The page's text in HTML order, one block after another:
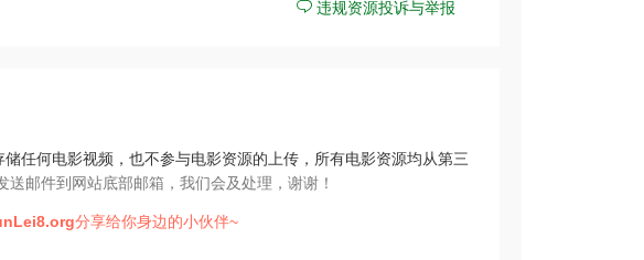
违规资源投诉与举报
任何电影视频，也不参与电影资源的上传，所有电影资源均从第三
邮件到网站底部邮箱，我们会及处理，谢谢！
分享给你身边的小伙伴~